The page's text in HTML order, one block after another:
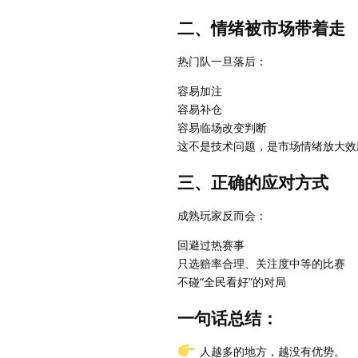
二、情绪被市场带着走
热门队一旦落后：
容易加注
容易补仓
容易临场改变判断
这不是技术问题，是市场情绪放大
三、正确的应对方式
成熟玩家反而会：
回避过热赛事
只选赔率合理、关注度中等的比赛
不碰“全民看好”的对局
一句话总结：
人越多的地方，越没有优势。